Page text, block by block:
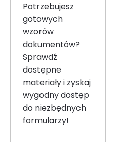
Potrzebujesz
gotowych
wzorów
dokumentów?
Sprawdź
dostępne
materiały i zyskaj
wygodny dostęp
do niezbędnych
formularzy!